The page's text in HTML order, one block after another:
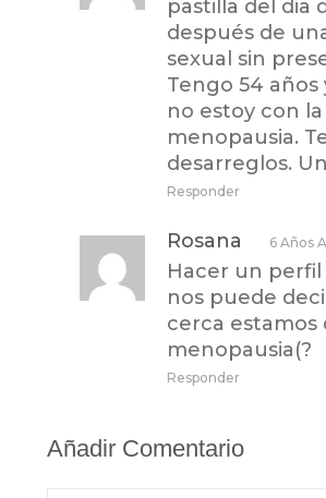
pastilla del dia
después de
sexual sin
Tengo 54 años
no estoy con la
menopausia.
desarreglos.
Responder
Rosana 6 Años
Hacer un perfil
nos puede
cerca estamos
menopausia(?
Responder
Añadir Comentario